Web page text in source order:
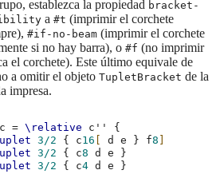
establezca la propiedad bracket-
a #t (imprimir el corchete
#if-no-beam(imprimir el corchete
si no hay barra), o #f (no imprimir
el corchete). Este último equivale de
a omitir el objeto TupletBracket de la
impresa.
= \relative c''
{
3/2 { c16 d e } f8
3/2 { c8 d e
}
3/2 { c4 d e
}